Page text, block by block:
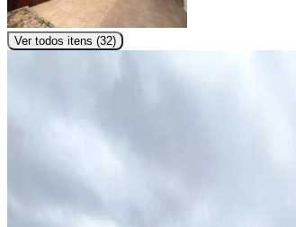
Ver todos itens (32)